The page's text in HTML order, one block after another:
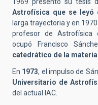
1969 presentó su tesis
Astrofísica que se leyó
larga trayectoria y en
profesor de Astrofísica
ocupó Francisco
catedrático de la materia
En 1973, el impulso de
Universitario de
del actual IAC.